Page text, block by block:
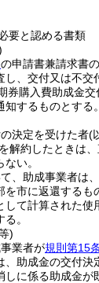
要と認める書類
の申請書兼請求書
し、交付又は不交
券購入費助成金交
するものとする。
決定を受けた者(
解約したときは
い。
、助成事業者は
市に返還するも
して計算された使
。
)
業者が規則第15
、助成金の交付決
しに係る助成金が